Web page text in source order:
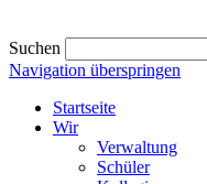
Suchen
Navigation überspringen
Startseite
Wir
Verwaltung
Schüler